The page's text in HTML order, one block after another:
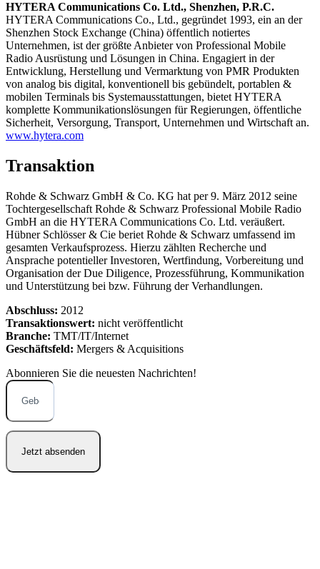
HYTERA Communications Co. Ltd., Shenzhen, P.R.C.
HYTERA Communications Co., Ltd., gegründet 1993, ein an der
Shenzhen Stock Exchange (China) öffentlich notiertes
Unternehmen, ist der größte Anbieter von Professional Mobile
Radio Ausrüstung und Lösungen in China. Engagiert in der
Entwicklung, Herstellung und Vermarktung von PMR Produkten
von analog bis digital, konventionell bis gebündelt, portablen &
mobilen Terminals bis Systemausstattungen, bietet HYTERA
komplette Kommunikationslösungen für Regierungen, öffentliche
Sicherheit, Versorgung, Transport, Unternehmen und Wirtschaft an.
www.hytera.com
Transaktion
Rohde & Schwarz GmbH & Co. KG hat per 9. März 2012 seine
Tochtergesellschaft Rohde & Schwarz Professional Mobile Radio
GmbH an die HYTERA Communications Co. Ltd. veräußert.
Hübner Schlösser & Cie beriet Rohde & Schwarz umfassend im
gesamten Verkaufsprozess. Hierzu zählten Recherche und
Ansprache potentieller Investoren, Wertfindung, Vorbereitung und
Organisation der Due Diligence, Prozessführung, Kommunikation
und Unterstützung bei bzw. Führung der Verhandlungen.
Abschluss: 2012
Transaktionswert: nicht veröffentlicht
Branche: TMT/IT/Internet
Geschäftsfeld: Mergers & Acquisitions
Abonnieren Sie die neuesten Nachrichten!
Jetzt absenden